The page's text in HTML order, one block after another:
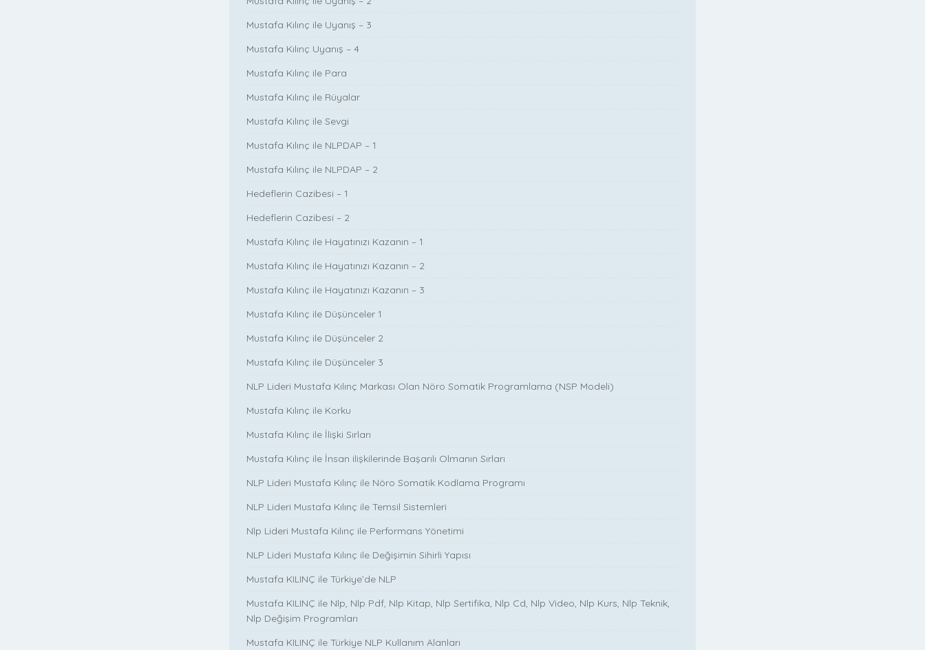
Mustafa Kılınç ile Uyanış – 3
Mustafa Kılınç Uyanış – 4
Mustafa Kılınç ile Para
Mustafa Kılınç ile Rüyalar
Mustafa Kılınç ile Sevgi
Mustafa Kılınç ile NLPDAP – 1
Mustafa Kılınç ile NLPDAP – 2
Hedeflerin Cazibesi – 1
Hedeflerin Cazibesi – 2
Mustafa Kılınç ile Hayatınızı Kazanın – 1
Mustafa Kılınç ile Hayatınızı Kazanın – 2
Mustafa Kılınç ile Hayatınızı Kazanın – 3
Mustafa Kılınç ile Düşünceler 1
Mustafa Kılınç ile Düşünceler 2
Mustafa Kılınç ile Düşünceler 3
NLP Lideri Mustafa Kılınç Markası Olan Nöro Somatik Programlama (NSP Modeli)
Mustafa Kılınç ile Korku
Mustafa Kılınç ile İlişki Sırları
Mustafa Kılınç ile İnsan ilişkilerinde Başarılı Olmanın Sırları
NLP Lideri Mustafa Kılınç ile Nöro Somatik Kodlama Programı
NLP Lideri Mustafa Kılınç ile Temsil Sistemleri
Nlp Lideri Mustafa Kılınç ile Performans Yönetimi
NLP Lideri Mustafa Kılınç ile Değişimin Sihirli Yapısı
Mustafa KILINÇ ile Türkiye’de NLP
Mustafa KILINÇ ile Nlp, Nlp Pdf, Nlp Kitap, Nlp Sertifika, Nlp Cd, Nlp Video, Nlp Kurs, Nlp Teknik,
Nlp Değişim Programları
Mustafa KILINÇ ile Türkiye NLP Kullanım Alanları